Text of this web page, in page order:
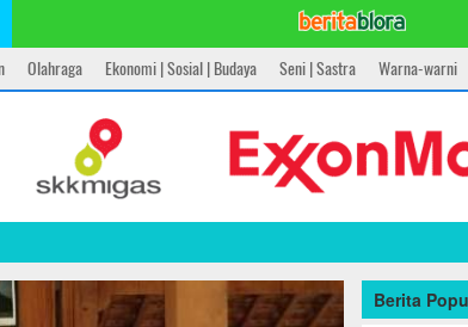
Olahraga Ekonomi | Sosial | Budaya Seni | Sastra Warna-warni
Berita